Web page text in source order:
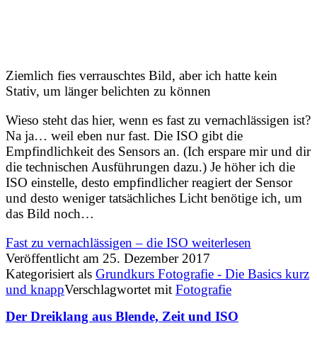
Ziemlich fies verrauschtes Bild, aber ich hatte kein
Stativ, um länger belichten zu können
Wieso steht das hier, wenn es fast zu vernachlässigen ist?
Na ja… weil eben nur fast. Die ISO gibt die
Empfindlichkeit des Sensors an. (Ich erspare mir und dir
die technischen Ausführungen dazu.) Je höher ich die
ISO einstelle, desto empfindlicher reagiert der Sensor
und desto weniger tatsächliches Licht benötige ich, um
das Bild noch…
Fast zu vernachlässigen – die ISO weiterlesen
Veröffentlicht am 25. Dezember 2017
Kategorisiert als Grundkurs Fotografie - Die Basics kurz
und knappVerschlagwortet mit Fotografie
Der Dreiklang aus Blende, Zeit und ISO